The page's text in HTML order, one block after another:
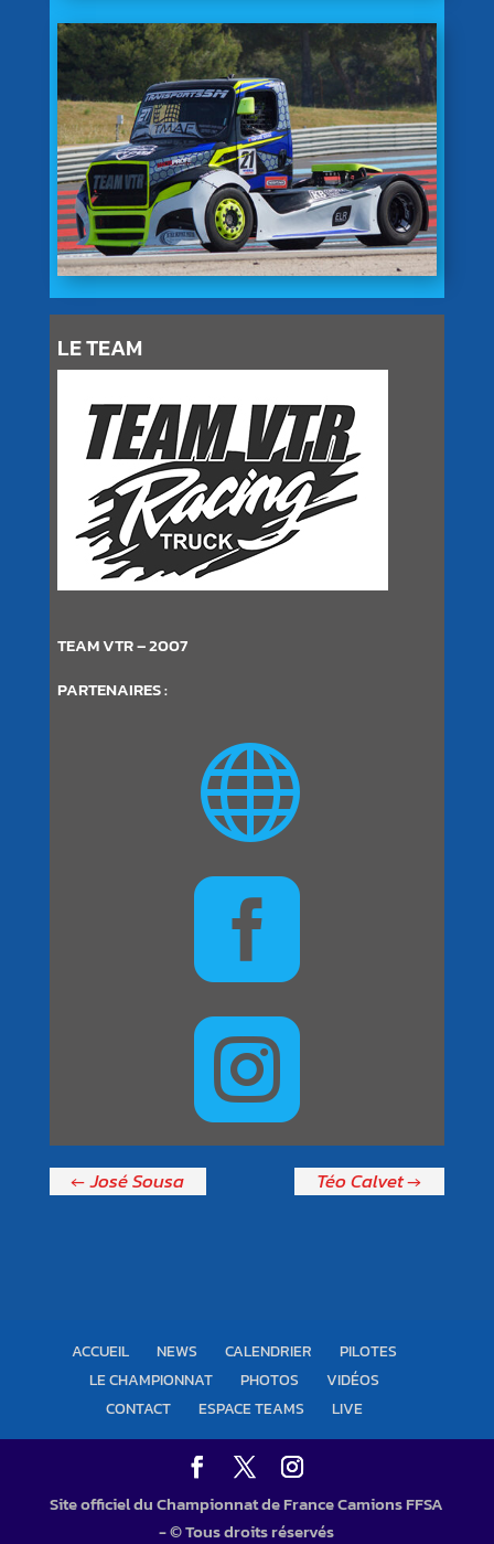
LE TEAM
TEAM VTR – 2007
PARTENAIRES :



Téo Calvet
José Sousa
ACCUEIL NEWS CALENDRIER
PILOTES
LE CHAMPIONNAT
PHOTOS
VIDÉOS
CONTACT
ESPACE TEAMS LIVE
Site officiel du Championnat de France Camions FFSA
- © Tous droits réservés